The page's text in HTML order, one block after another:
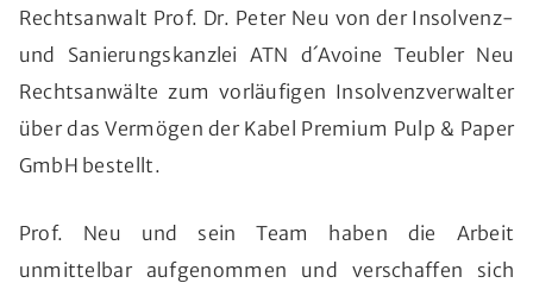
Rechtsanwalt Prof. Dr. Peter Neu von der Insolvenz-
und Sanierungskanzlei ATN d´Avoine Teubler Neu
Rechtsanwälte zum vorläufigen Insolvenzverwalter
über das Vermögen der Kabel Premium Pulp & Paper
GmbH bestellt.
Prof. Neu und sein Team haben die Arbeit
unmittelbar aufgenommen und verschaffen sich